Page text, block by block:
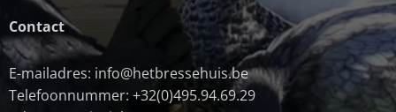
Contact
E-mailadres: info@hetbressehuis.be
Telefoonnummer: +32(0)495.94.69.29